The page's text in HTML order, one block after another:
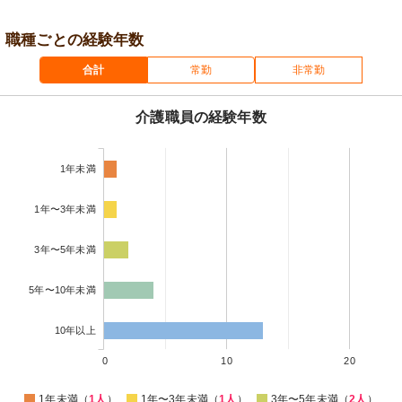
職種ごとの経験年数
合計 常勤 非常勤
介護職員の経験年数
1年未満
1年〜3年未満
3年〜5年未満
5年〜10年未満
10年以上
0 10 20
1年未満（1人 ） 1年〜3年未満（1人 ） 3年〜5年未満（2人 ）